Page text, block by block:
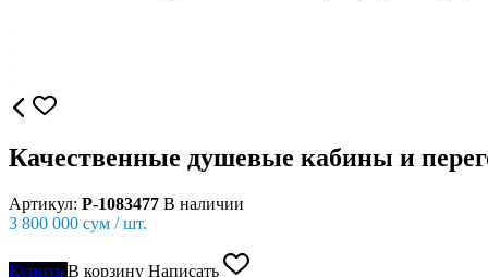
Качественные душевые кабины и
Артикул: P-1083477 В наличии
3 800 000 сум / шт.
Купить В корзину Написать